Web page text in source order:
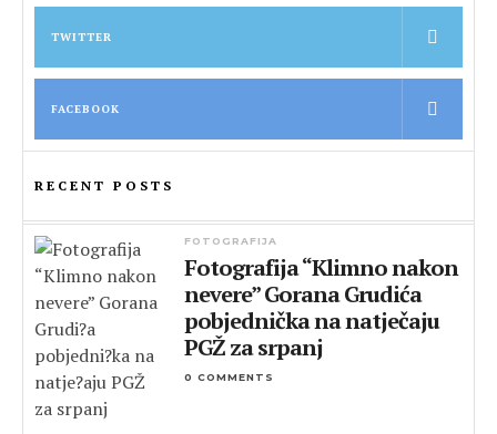
TWITTER
FACEBOOK
RECENT POSTS
FOTOGRAFIJA
Fotografija “Klimno nakon
nevere” Gorana Grudića
pobjednička na natječaju
PGŽ za srpanj
0 COMMENTS